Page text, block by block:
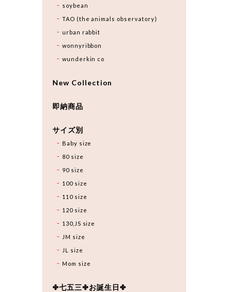
soybean
TAO (the animals observatory)
urban rabbit
wonnyribbon
wunderkin co
New Collection
即納商品
サイズ別
Baby size
80 size
90 size
100 size
110 size
120 size
130,JS size
JM size
JL size
Mom size
✤七五三✤お誕生日✤